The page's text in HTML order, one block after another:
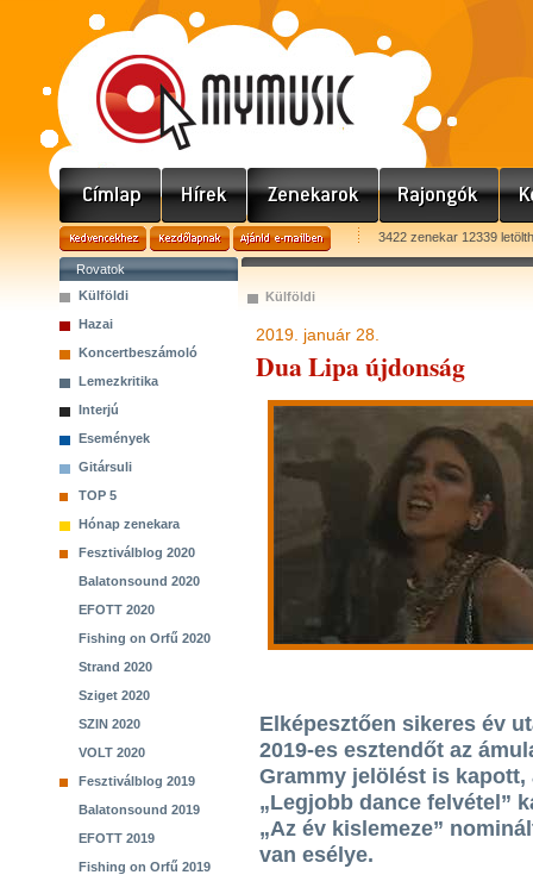
3422 zenekar 12339
Rovatok
Külföldi
Hazai
Koncertbeszámoló
Lemezkritika
Interjú
Események
Gitársuli
TOP 5
Hónap zenekara
Fesztiválblog 2020
Balatonsound 2020
EFOTT 2020
Fishing on Orfű 2020
Strand 2020
Sziget 2020
SZIN 2020
VOLT 2020
Fesztiválblog 2019
Balatonsound 2019
EFOTT 2019
Fishing on Orfű 2019
Külföldi
2019. január 28.
Dua Lipa újdonság
Elképesztően sikeres év
2019-es esztendőt az
Grammy jelölést is kapott,
„Legjobb dance felvétel”
„Az év kislemeze”
van esélye.